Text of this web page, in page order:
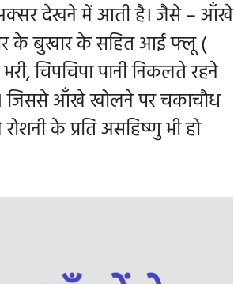
देखने में आती है। जैसे – आँखे
के बुखार के सहित आई फ्लू (
चिपचिपा पानी निकलते रहने
जिससे आँखे खोलने पर चकाचौध
के प्रति असहिष्णु भी हो